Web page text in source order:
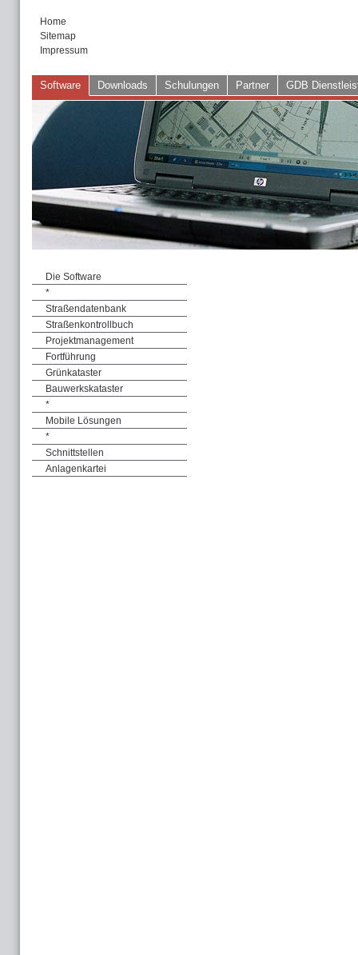
Home
Sitemap
Impressum
Software Downloads Schulungen Partner GDB
Die Software
*
Straßendatenbank
Straßenkontrollbuch
Projektmanagement
Fortführung
Grünkataster
Bauwerkskataster
*
Mobile Lösungen
*
Schnittstellen
Anlagenkartei